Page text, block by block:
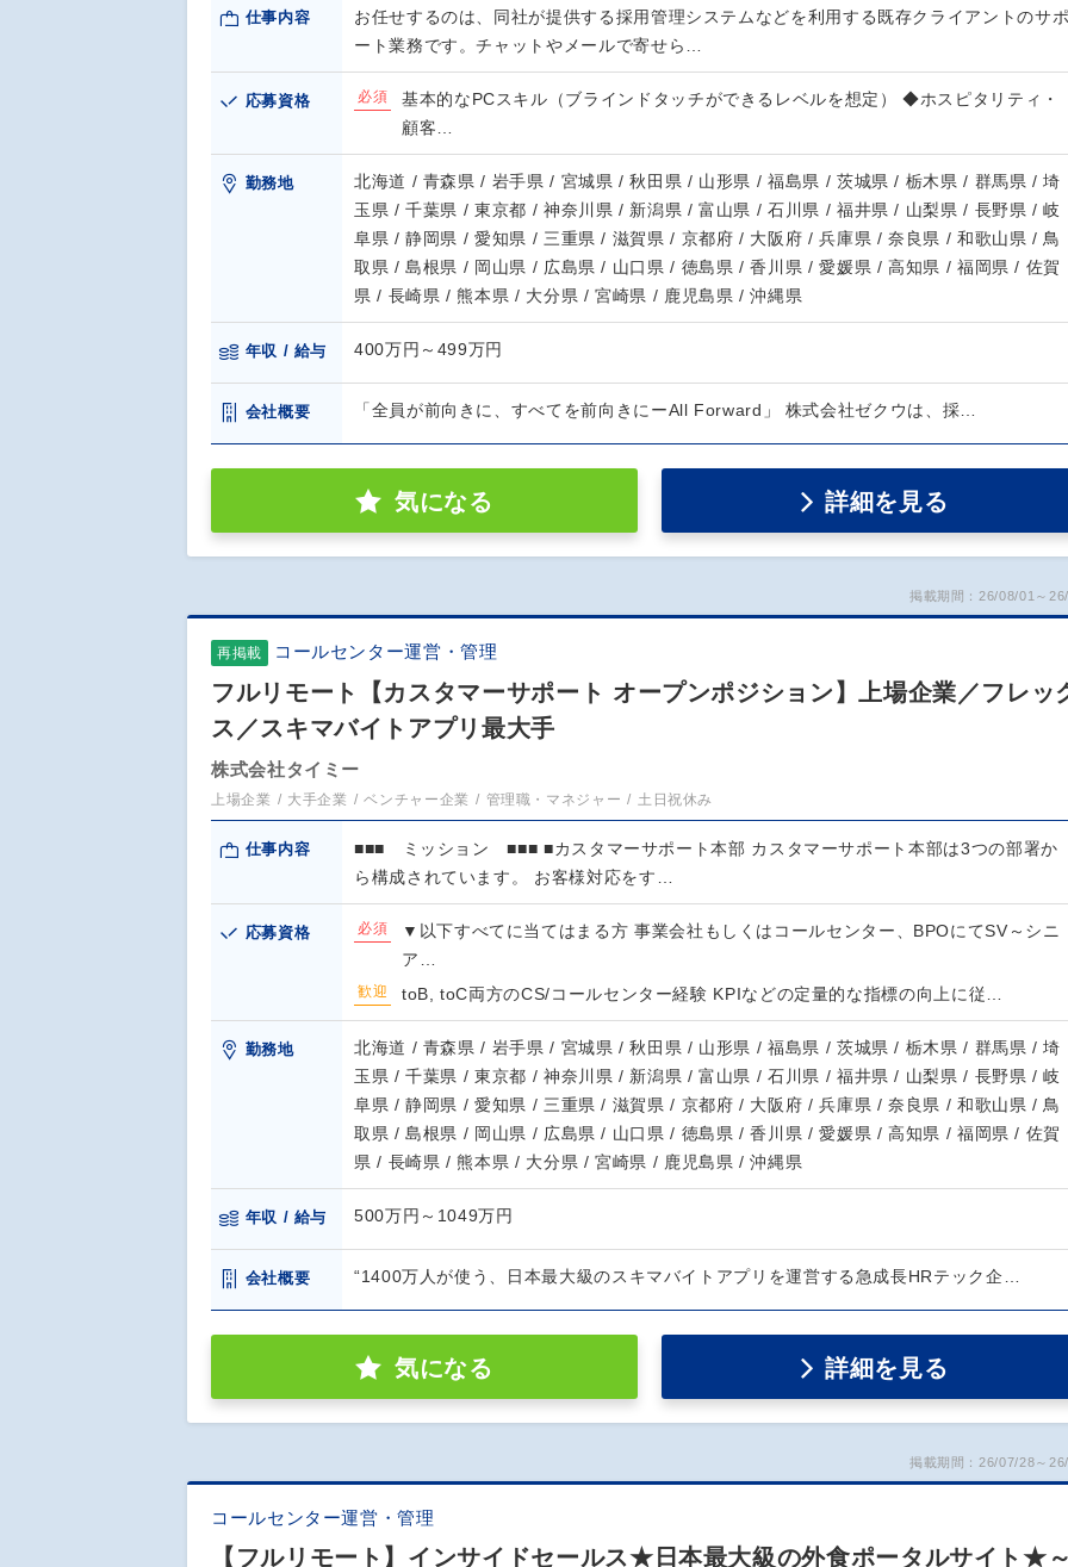
仕事内容
お任せするのは、同社が提供する採用管理システムなどを利用する既存クライアントのサ
ート業務です。チャットやメールで寄せら…
応募資格 必須
基本的なPCスキル（ブラインドタッチができるレベルを想定） ◆ホスピタリティ・
顧客…
勤務地
北海道 / 青森県 / 岩手県 / 宮城県 / 秋田県 / 山形県 / 福島県 / 茨城県 / 栃木県 / 群馬県 / 埼
玉県 / 千葉県 / 東京都 / 神奈川県 / 新潟県 / 富山県 / 石川県 / 福井県 / 山梨県 / 長野県 / 岐
阜県 / 静岡県 / 愛知県 / 三重県 / 滋賀県 / 京都府 / 大阪府 / 兵庫県 / 奈良県 / 和歌山県 / 鳥
取県 / 島根県 / 岡山県 / 広島県 / 山口県 / 徳島県 / 香川県 / 愛媛県 / 高知県 / 福岡県 / 佐賀
県 / 長崎県 / 熊本県 / 大分県 / 宮崎県 / 鹿児島県 / 沖縄県
年収 / 給与 400万円～499万円
会社概要 「全員が前向きに、すべてを前向きにーAll Forward」 株式会社ゼクウは、採…
気になる 詳細を見る
掲載期間：26/08/01～
再掲載 コールセンター運営・管理
フルリモート【カスタマーサポート オープンポジション】上場企業／フレッ
ス／スキマバイトアプリ最大手
株式会社タイミー
上場企業 大手企業 ベンチャー企業 管理職・マネジャー 土日祝休み
仕事内容
■■■ ミッション ■■■ ■カスタマーサポート本部 カスタマーサポート本部は3つの部署か
ら構成されています。 お客様対応をす…
応募資格 必須
▼以下すべてに当てはまる方 事業会社もしくはコールセンター、BPOにてSV～シニ
ア…
歓迎 toB, toC両方のCS/コールセンター経験 KPIなどの定量的な指標の向上に従…
勤務地
北海道 / 青森県 / 岩手県 / 宮城県 / 秋田県 / 山形県 / 福島県 / 茨城県 / 栃木県 / 群馬県 / 埼
玉県 / 千葉県 / 東京都 / 神奈川県 / 新潟県 / 富山県 / 石川県 / 福井県 / 山梨県 / 長野県 / 岐
阜県 / 静岡県 / 愛知県 / 三重県 / 滋賀県 / 京都府 / 大阪府 / 兵庫県 / 奈良県 / 和歌山県 / 鳥
取県 / 島根県 / 岡山県 / 広島県 / 山口県 / 徳島県 / 香川県 / 愛媛県 / 高知県 / 福岡県 / 佐賀
県 / 長崎県 / 熊本県 / 大分県 / 宮崎県 / 鹿児島県 / 沖縄県
年収 / 給与 500万円～1049万円
会社概要 “1400万人が使う、日本最大級のスキマバイトアプリを運営する急成長HRテック企…
気になる 詳細を見る
掲載期間：26/07/28～
コールセンター運営・管理
【フルリモート】インサイドセールス★日本最大級の外食ポータルサイト★